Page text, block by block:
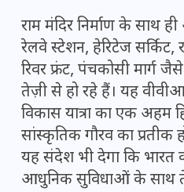
राम मंदिर निर्माण के साथ ही
रेलवे स्टेशन, हेरिटेज सर्किट,
रिवर फ्रंट, पंचकोसी मार्ग
तेज़ी से हो रहे हैं। यह
विकास यात्रा का एक अहम
सांस्कृतिक गौरव का प्रतीक
यह संदेश भी देगा कि भारत
आधुनिक सुविधाओं के साथ